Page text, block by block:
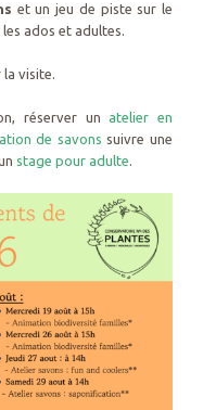
et un jeu de piste sur le
ados et adultes.
la visite.
réserver un atelier en
de savons suivre une
stage pour adulte.